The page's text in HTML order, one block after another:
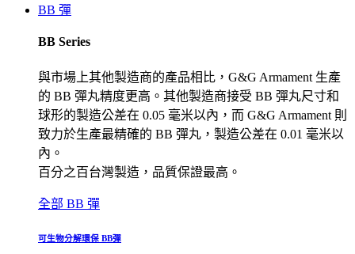
BB 彈
BB Series
與市場上其他製造商的產品相比，G&G Armament 生產
的 BB 彈丸精度更高。其他製造商接受 BB 彈丸尺寸和
球形的製造公差在 0.05 毫米以內，而 G&G Armament 則
致力於生產最精確的 BB 彈丸，製造公差在 0.01 毫米以
內。
百分之百台灣製造，品質保證最高。
全部 BB 彈
可生物分解環保 BB彈